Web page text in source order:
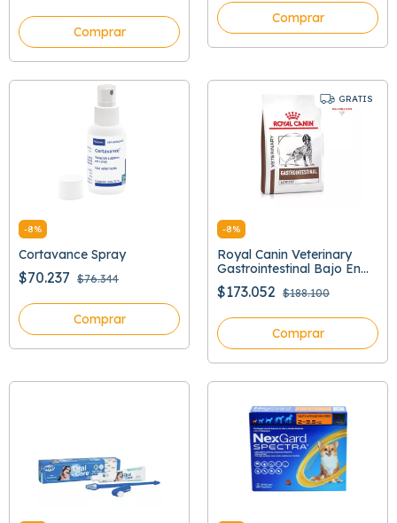
Comprar
Comprar
-8%
Cortavance Spray
$70.237 $76.344
Comprar
GRATIS
-8%
Royal Canin Veterinary
Gastrointestinal Bajo En
Grasa
$173.052 $188.100
Comprar